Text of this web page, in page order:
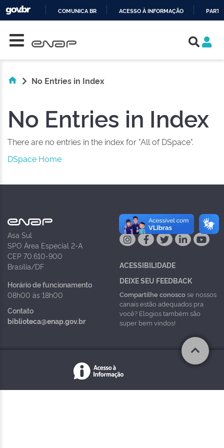
COMUNICA BR ACESSO À INFORMAÇÃO
No Entries in Index
No Entries in Index
There are no entries in the index for "All of DSpace".
DSpace Home
Asa Sul
SPO Área Especial 2-A
CEP 70.610-900
Brasília/DF
Horário de funcionamento
08h00 às 18h00
Contato
biblioteca@enap.gov.br
NAS REDES
ACESSIBILIDADE
DEIXE SEU FEEDBACK
Compartilhe conoscose nossos
canais estão adequados pra
você? Elogios também são
super bem vindos!